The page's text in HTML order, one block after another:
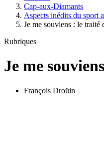
Cap-aux-Diamants
Aspects inédits du sport
Je me souviens : le traité
Rubriques
Je me souviens
François Droüin